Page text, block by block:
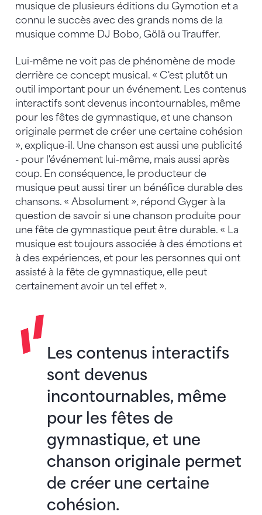
musique de plusieurs éditions du Gymotion et a
connu le succès avec des grands noms de la
musique comme DJ Bobo, Gölä ou Trauffer.
Lui-même ne voit pas de phénomène de mode
derrière ce concept musical. « C'est plutôt un
outil important pour un événement. Les contenus
interactifs sont devenus incontournables, même
pour les fêtes de gymnastique, et une chanson
originale permet de créer une certaine cohésion
», explique-il. Une chanson est aussi une publicité
- pour l'événement lui-même, mais aussi après
coup. En conséquence, le producteur de
musique peut aussi tirer un bénéfice durable des
chansons. « Absolument », répond Gyger à la
question de savoir si une chanson produite pour
une fête de gymnastique peut être durable. « La
musique est toujours associée à des émotions et
à des expériences, et pour les personnes qui ont
assisté à la fête de gymnastique, elle peut
certainement avoir un tel effet ».
Les contenus interactifs
sont devenus
incontournables, même
pour les fêtes de
gymnastique, et une
chanson originale permet
de créer une certaine
cohésion.